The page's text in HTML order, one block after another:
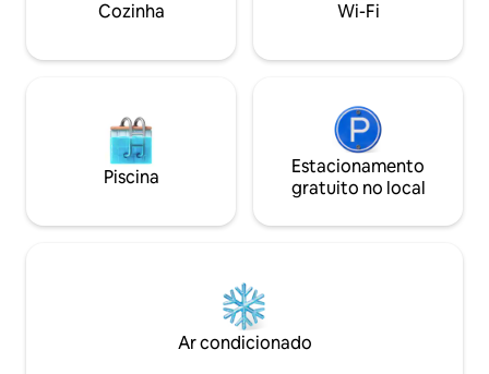
belas vistas para o mar e as montanhas.
Cozinha Wi-Fi
Piscina
Estacionamento
gratuito no local
Ar condicionado